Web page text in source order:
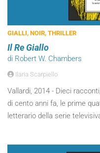
GIALLI, NOIR, THRILLER
Il Re Giallo
di Robert W. Chambers
Ilaria Scarpiello
Vallardi, 2014 - Dieci
di cento anni fa, le prime
letterario della serie